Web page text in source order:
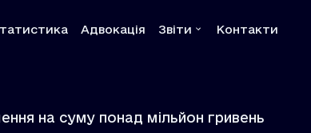
Адвокація Звіти
Квартальні звіти
Контакти
на суму понад мільйон гривень